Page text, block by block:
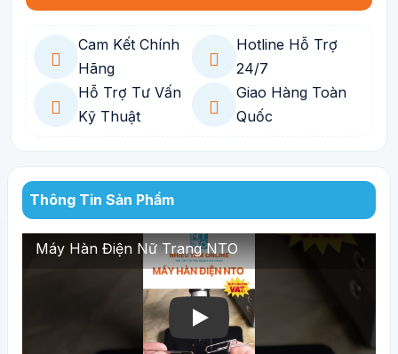
Cam Kết Chính
Hãng
Hotline Hỗ Trợ
24/7
Hỗ Trợ Tư Vấn
Kỹ Thuật
Giao Hàng Toàn
Quốc
Thông Tin Sản Phẩm
Máy Hàn Điện Nữ Trang NTO